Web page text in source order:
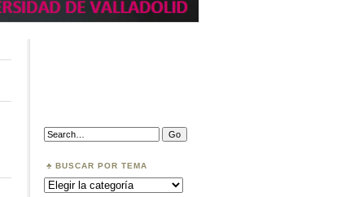
Search:
BUSCAR POR TEMA
Buscar
por